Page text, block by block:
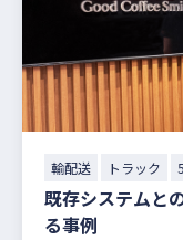
輸配送 トラック
既存システムと
る事例